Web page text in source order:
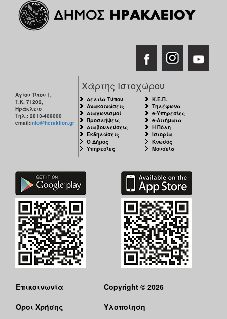
Αγίου Τίτου 1,
Τ.Κ. 71202,
Ηράκλειο
Τηλ.: 2813-409000
email:info@heraklion.gr
Χάρτης Ιστοχώρου
Δελτία Τύπου
Ανακοινώσεις
Διαγωνισμοί
Προσλήψεις
Διαβουλεύσεις
Εκδηλώσεις
Ο Δήμος
Υπηρεσίες
Κ.Ε.Π.
Τηλέφωνα
e-Υπηρεσίες
e-Αιτήματα
Η Πόλη
Ιστορία
Κνωσός
Μουσεία
Επικοινωνία
Όροι Χρήσης
Copyright © 2026
Υλοποίηση